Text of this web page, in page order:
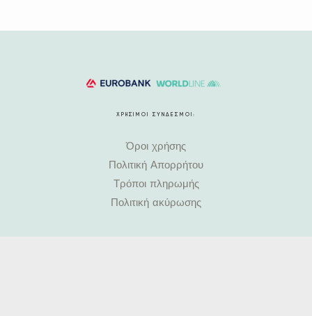
ΧΡΗΣΙΜΟΙ ΣΥΝΔΕΣΜΟΙ:
Όροι χρήσης
Πολιτική Απορρήτου
Τρόποι πληρωμής
Πολιτική ακύρωσης